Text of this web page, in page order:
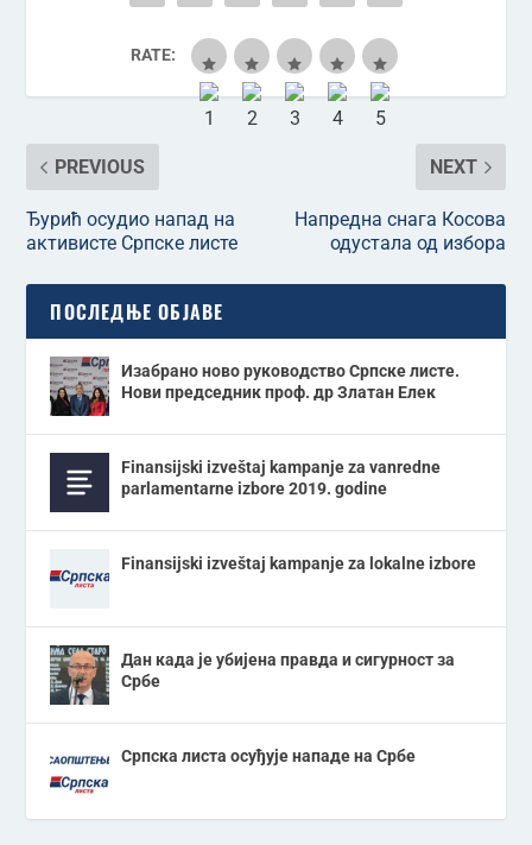
RATE:
PREVIOUS
Ђурић осудио напад на
активисте Српске листе
NEXT
Напредна снага Косова
одустала од избора
ПОСЛЕДЊЕ ОБЈАВЕ
Изабрано ново руководство Српске листе.
Нови председник проф. др Златан Елек
Finansijski izveštaj kampanje za vanredne
parlamentarne izbore 2019. godine
Finansijski izveštaj kampanje za lokalne izbore
Дан када је убијена правда и сигурност за
Србе
Српска листа осуђује нападе на Србе